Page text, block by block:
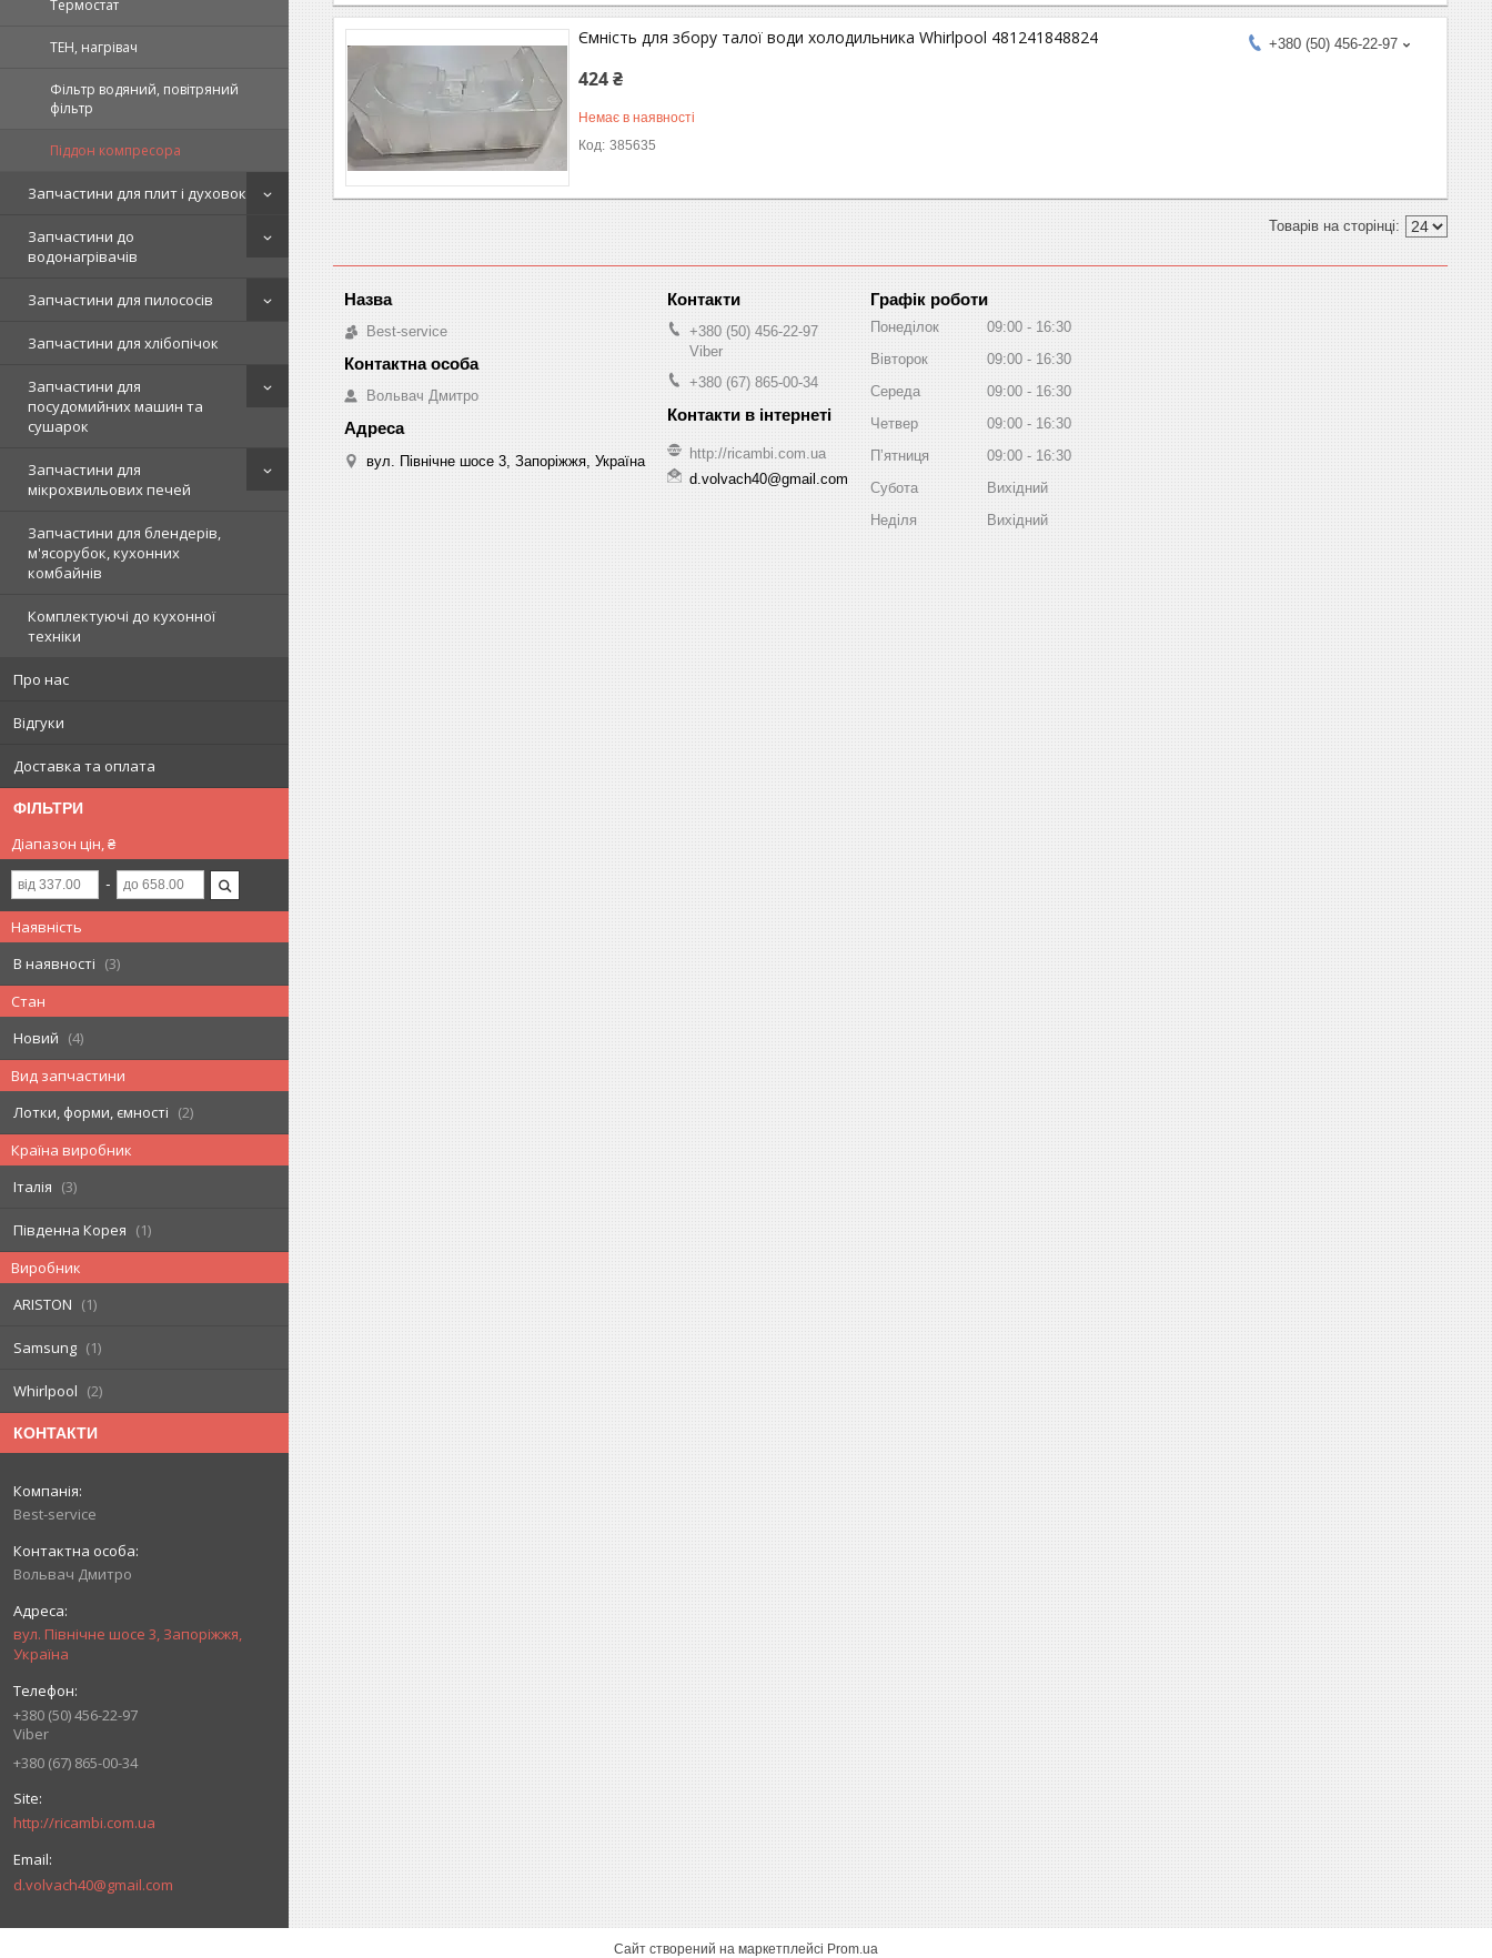
Термостат
ТЕН, нагрівач
Фільтр водяний, повітряний
фільтр
Піддон компресора
Запчастини для плит і духовок
Запчастини до
водонагрівачів
Запчастини для пилососів
Запчастини для хлібопічок
Запчастини для
посудомийних машин та
сушарок
Запчастини для
мікрохвильових печей
Запчастини для блендерів,
м'ясорубок, кухонних
комбайнів
Комплектуючі до кухонної
техніки
Про нас
Відгуки
Доставка та оплата
ФІЛЬТРИ
Діапазон цін, ₴
Наявність
В наявності
3
Стан
Новий
4
Вид запчастини
Лотки, форми, ємності
2
Країна виробник
Італія
3
Південна Корея
1
Виробник
ARISTON
1
Samsung 1
Whirlpool 2
КОНТАКТИ
Best-service
Вольвач Дмитро
вул. Північне шосе 3, Запоріжжя,
Україна
+380 (50) 456-22-97
Viber
+380 (67) 865-00-34
http://ricambi.com.ua
d.volvach40@gmail.com
+380 (50) 456-22-97
Ємність для збору талої води холодильника Whirlpool 481241848824
424 ₴
Немає в наявності
385635
Best-service
Вольвач Дмитро
вул. Північне шосе 3, Запоріжжя, Україна
+380 (50) 456-22-97
Viber
+380 (67) 865-00-34
http://ricambi.com.ua
d.volvach40@gmail.com
Графік роботи
Понеділок 09:00
16:30
Вівторок
09:00
16:30
Середа
09:00
16:30
Четвер
09:00
16:30
Пʼятниця
09:00
16:30
Субота
Вихідний
Неділя
Вихідний
Сайт створений на маркетплейсі Prom.ua